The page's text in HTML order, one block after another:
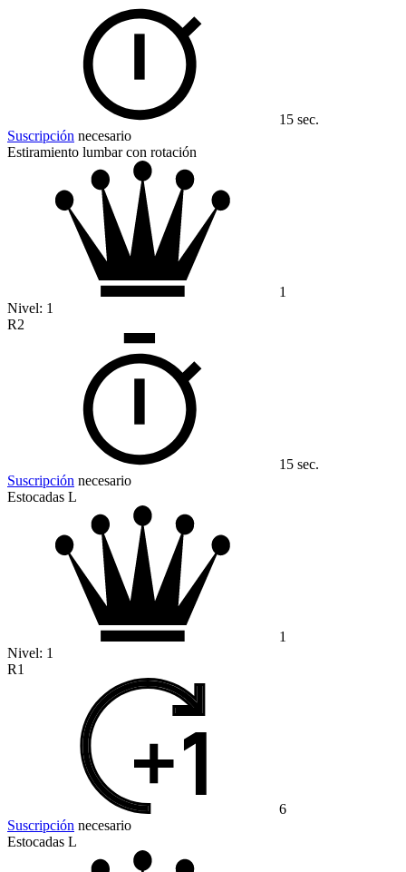
15 sec.
Suscripción necesario
Estiramiento lumbar con rotación
1
Nivel: 1
R2
15 sec.
Suscripción necesario
Estocadas L
1
Nivel: 1
R1
6
Suscripción necesario
Estocadas L